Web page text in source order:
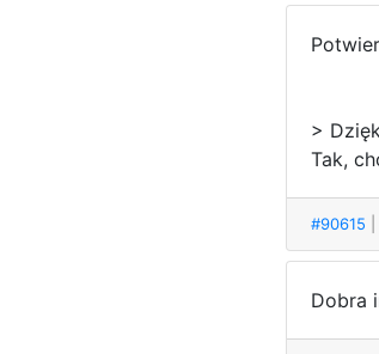
>
Tak,
#90615
Dobra